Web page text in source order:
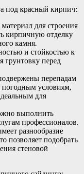
под красный кирпич:
для строения
кирпичную отделку
камня.
и стойкостью к
грунтовку перед
перепадам
погодным условиям,
для
выполнить
профессионалов.
разнообразие
позволяет подобрать
стеновой